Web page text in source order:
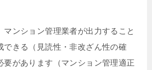
マンション管理業者が出力すること
できる（見読性・非改ざん性の確
要があります（マンション管理適正